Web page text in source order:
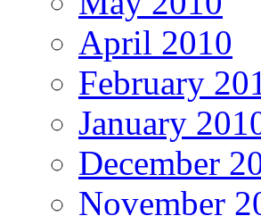
April 2010
February
January
December
November